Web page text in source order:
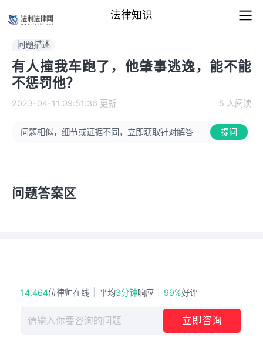
法律知识
问题描述
有人撞我车跑了，他肇事逃逸，能不能
不惩罚他？
2023-04-11 09:51:36 更新 5 人阅读
问题相似，细节或证据不同，立即获取针对解答 提问
问题答案区
14,464位律师在线 平均3分钟响应 99%好评
请输入你要咨询的问题 立即咨询
+1